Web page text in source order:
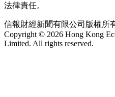
法律責任。
信報財經新聞有限公司版權所
Copyright © 2026 Hong Kong
Limited. All rights reserved.